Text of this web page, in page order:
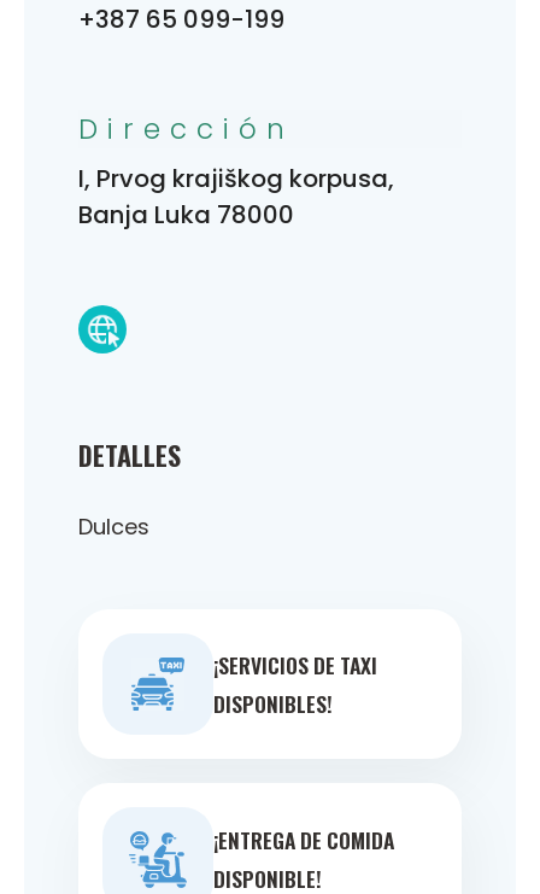
DETALLES
Dulces
¡SERVICIOS DE TAXI
DISPONIBLES!
¡ENTREGA DE COMIDA
DISPONIBLE!
+387 65 099-199
Dirección
I, Prvog krajiškog korpusa,
Banja Luka 78000